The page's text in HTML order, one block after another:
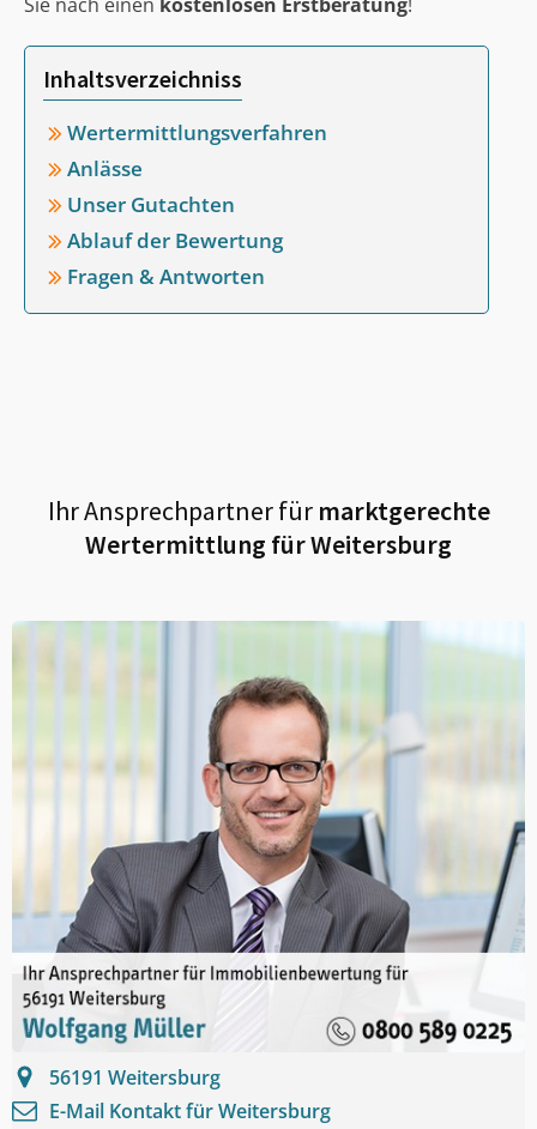
Inhaltsverzeichniss
Wertermittlungsverfahren
Anlässe
Unser Gutachten
Ablauf der Bewertung
Fragen & Antworten
Ihr Ansprechpartner fürmarktgerechte
Wertermittlung fürWeitersburg
56191 Weitersburg
E-Mail Kontakt fürWeitersburg